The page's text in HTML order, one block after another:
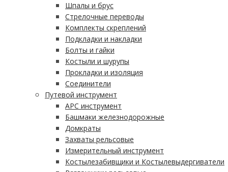
Шпалы и брус
Стрелочные переводы
Комплекты скреплений
Подкладки и накладки
Болты и гайки
Костыли и шурупы
Прокладки и изоляция
Соединители
Путевой инструмент
АРС инструмент
Башмаки железнодорожные
Домкраты
Захваты рельсовые
Измерительный инструмент
Костылезабивщики и Костылевыдергиватели